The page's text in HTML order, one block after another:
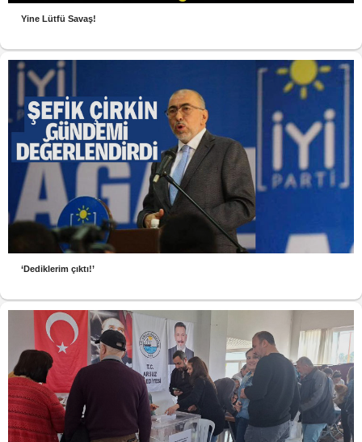
Yine Lütfü Savaş!
‘Dediklerim çıktı!’